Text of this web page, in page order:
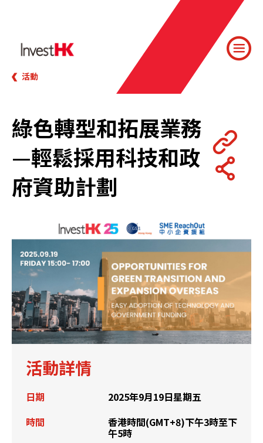
活動
綠色轉型和拓展業務
—輕鬆採用科技和政
府資助計劃
活動詳情
日期
2025年9月19日星期五
時間
香港時間(GMT+8)下午3時至下
午5時